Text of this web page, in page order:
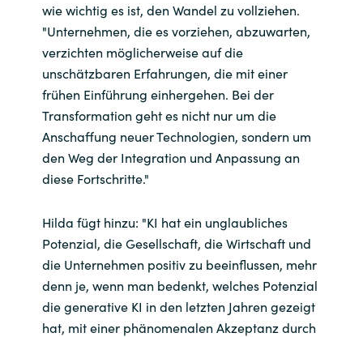
wie wichtig es ist, den Wandel zu vollziehen.
"Unternehmen, die es vorziehen, abzuwarten,
verzichten möglicherweise auf die
unschätzbaren Erfahrungen, die mit einer
frühen Einführung einhergehen. Bei der
Transformation geht es nicht nur um die
Anschaffung neuer Technologien, sondern um
den Weg der Integration und Anpassung an
diese Fortschritte."
Hilda fügt hinzu: "KI hat ein unglaubliches
Potenzial, die Gesellschaft, die Wirtschaft und
die Unternehmen positiv zu beeinflussen, mehr
denn je, wenn man bedenkt, welches Potenzial
die generative KI in den letzten Jahren gezeigt
hat, mit einer phänomenalen Akzeptanz durch